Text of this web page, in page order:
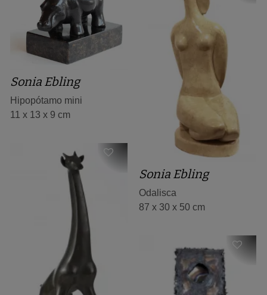
Sonia Ebling
Hipopótamo mini
11 x 13 x 9 cm
Sonia Ebling
Odalisca
87 x 30 x 50 cm